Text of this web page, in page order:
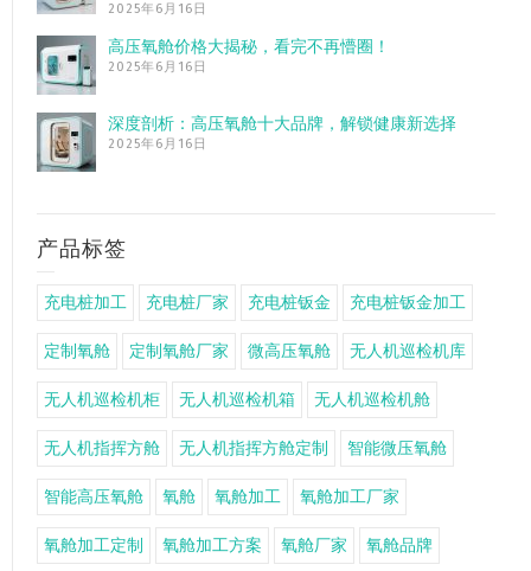
2025年6月16日
高压氧舱价格大揭秘，看完不再懵圈！
2025年6月16日
深度剖析：高压氧舱十大品牌，解锁健康新选择
2025年6月16日
产品标签
充电桩加工 充电桩厂家 充电桩钣金 充电桩钣金加工
定制氧舱 定制氧舱厂家 微高压氧舱 无人机巡检机库
无人机巡检机柜 无人机巡检机箱 无人机巡检机舱
无人机指挥方舱 无人机指挥方舱定制 智能微压氧舱
智能高压氧舱 氧舱 氧舱加工 氧舱加工厂家
氧舱加工定制 氧舱加工方案 氧舱厂家 氧舱品牌